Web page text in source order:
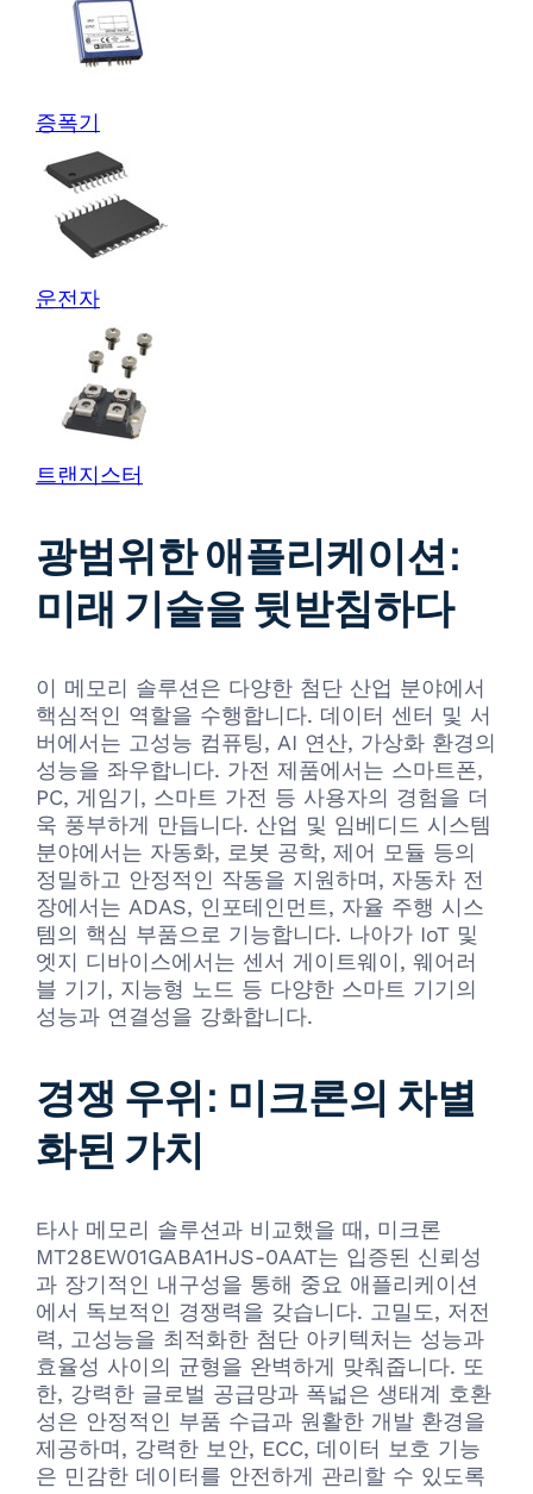
증폭기
운전자
트랜지스터
광범위한 애플리케이션:
미래 기술을 뒷받침하다
이 메모리 솔루션은 다양한 첨단 산업 분야에서
핵심적인 역할을 수행합니다. 데이터 센터 및 서
버에서는 고성능 컴퓨팅, AI 연산, 가상화 환경의
성능을 좌우합니다. 가전 제품에서는 스마트폰,
PC, 게임기, 스마트 가전 등 사용자의 경험을 더
욱 풍부하게 만듭니다. 산업 및 임베디드 시스템
분야에서는 자동화, 로봇 공학, 제어 모듈 등의
정밀하고 안정적인 작동을 지원하며, 자동차 전
장에서는 ADAS, 인포테인먼트, 자율 주행 시스
템의 핵심 부품으로 기능합니다. 나아가 IoT 및
엣지 디바이스에서는 센서 게이트웨이, 웨어러
블 기기, 지능형 노드 등 다양한 스마트 기기의
성능과 연결성을 강화합니다.
경쟁 우위: 미크론의 차별
화된 가치
타사 메모리 솔루션과 비교했을 때, 미크론
MT28EW01GABA1HJS-0AAT는 입증된 신뢰성
과 장기적인 내구성을 통해 중요 애플리케이션
에서 독보적인 경쟁력을 갖습니다. 고밀도, 저전
력, 고성능을 최적화한 첨단 아키텍처는 성능과
효율성 사이의 균형을 완벽하게 맞춰줍니다. 또
한, 강력한 글로벌 공급망과 폭넓은 생태계 호환
성은 안정적인 부품 수급과 원활한 개발 환경을
제공하며, 강력한 보안, ECC, 데이터 보호 기능
은 민감한 데이터를 안전하게 관리할 수 있도록